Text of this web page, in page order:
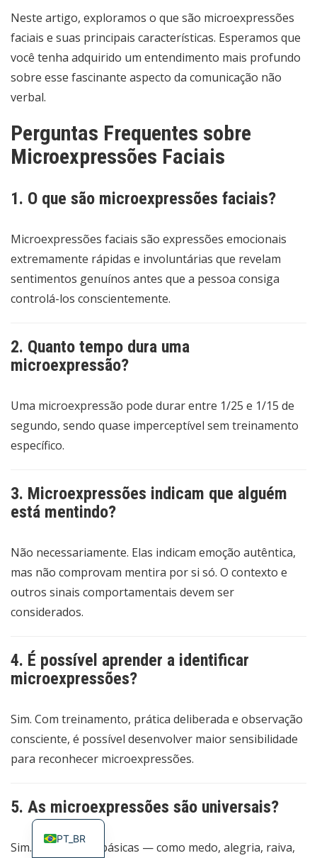
Neste artigo, exploramos o que são microexpressões
faciais e suas principais características. Esperamos que
você tenha adquirido um entendimento mais profundo
sobre esse fascinante aspecto da comunicação não
verbal.
Perguntas Frequentes sobre
Microexpressões Faciais
1. O que são microexpressões faciais?
Microexpressões faciais são expressões emocionais
extremamente rápidas e involuntárias que revelam
sentimentos genuínos antes que a pessoa consiga
controlá-los conscientemente.
2. Quanto tempo dura uma
microexpressão?
Uma microexpressão pode durar entre 1/25 e 1/15 de
segundo, sendo quase imperceptível sem treinamento
específico.
3. Microexpressões indicam que alguém
está mentindo?
Não necessariamente. Elas indicam emoção autêntica,
mas não comprovam mentira por si só. O contexto e
outros sinais comportamentais devem ser
considerados.
4. É possível aprender a identificar
microexpressões?
Sim. Com treinamento, prática deliberada e observação
consciente, é possível desenvolver maior sensibilidade
para reconhecer microexpressões.
5. As microexpressões são universais?
Sim. As emoções básicas — como medo, alegria, raiva,
PT_BR
EN